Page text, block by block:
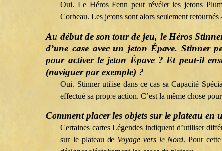
Oui. Le Héros Fenn peut révéler les jetons
Corbeau. Les jetons sont alors seulement retournés
Au début de son tour de jeu, le Héros
d’une case avec un jeton Épave. Stinner
pour activer le jeton Épave ? Et peut-il
(naviguer par exemple) ?
Oui. Stinner utilise dans ce cas sa Capacité
effectué sa propre action. C’est la même chose
Comment placer les objets sur le plateau en
Certaines cartes Légendes indiquent d’utiliser
sur le plateau de Voyage vers le Nord. Pour